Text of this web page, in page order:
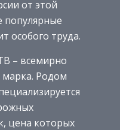
от этой
популярные
особого труда.
– всемирно
марка. Родом
цена которых